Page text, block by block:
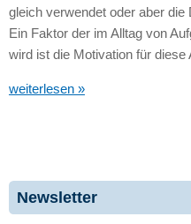
gleich verwendet oder aber
Ein Faktor der im Alltag von
wird ist die Motivation für diese
weiterlesen »
Newsletter